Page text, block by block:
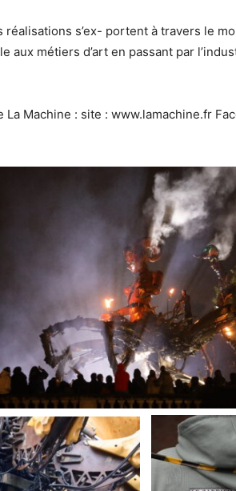
réalisations s’ex- portent à travers le
aux métiers d’art en passant par
Machine : site : www.lamachine.fr